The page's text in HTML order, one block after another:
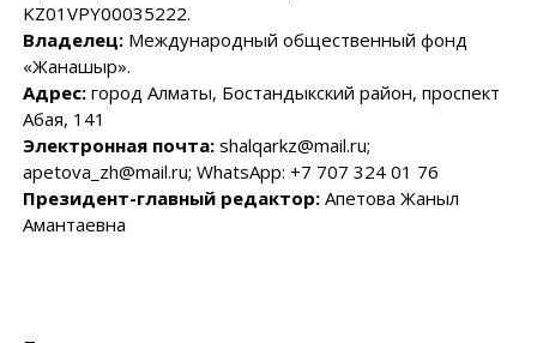
KZ01VPY00035222.
Владелец:Международный общественный фонд
«Жанашыр».
Адрес:город Алматы, Бостандыкский район, проспект
Абая, 141
Электронная почта:shalqarkz@mail.ru;
apetova_zh@mail.ru; WhatsApp: +7 707 324 01 76
Президент-главный редактор:Апетова Жаныл
Амантаевна